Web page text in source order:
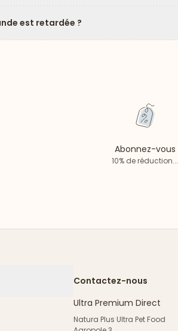
est retardée ?
Abonnez-vous
10% de réduction...
Contactez-nous
Ultra Premium Direct
Natura Plus Ultra Pet Food